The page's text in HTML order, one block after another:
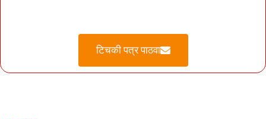
टिचकी पत्र पाठवा